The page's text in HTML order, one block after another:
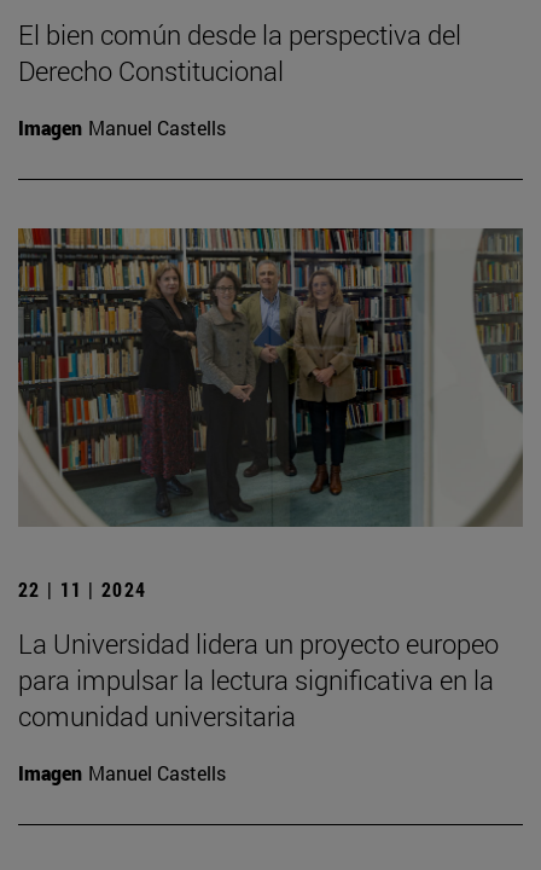
El bien común desde la perspectiva del
Derecho Constitucional
Imagen Manuel Castells
22 | 11 | 2024
La Universidad lidera un proyecto europeo
para impulsar la lectura significativa en la
comunidad universitaria
Imagen Manuel Castells